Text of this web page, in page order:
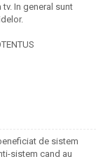
In general sunt
de sistem
sistem cand au